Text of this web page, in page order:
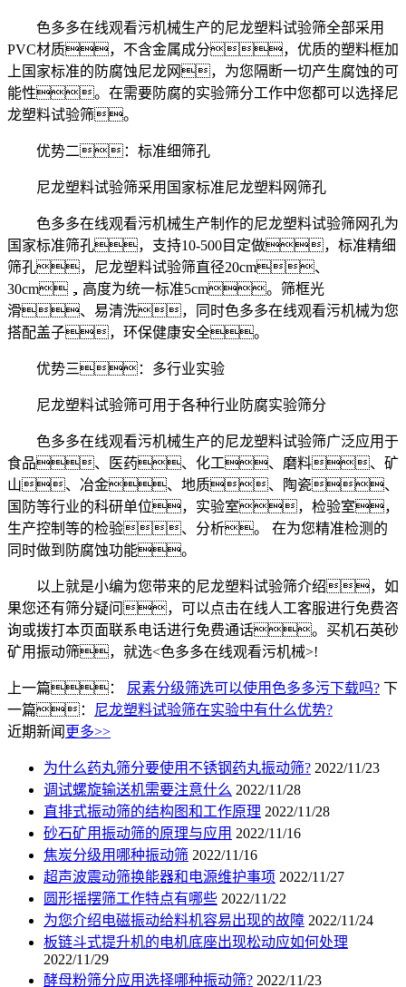
色多多在线观看污机械生产的尼龙塑料试验筛全部采用
PVC材质，不含金属成分，优质的塑料框加
上国家标准的防腐蚀尼龙网，为您隔断一切产生腐蚀的可
能性。在需要防腐的实验筛分工作中您都可以选择尼
龙塑料试验筛。
优势二：标准细筛孔
尼龙塑料试验筛采用国家标准尼龙塑料网筛孔
色多多在线观看污机械生产制作的尼龙塑料试验筛网孔为
国家标准筛孔，支持10-500目定做，标准精细
筛孔，尼龙塑料试验筛直径20cm、
30cm，高度为统一标准5cm。筛框光
滑、易清洗，同时色多多在线观看污机械为您
搭配盖子，环保健康安全。
优势三：多行业实验
尼龙塑料试验筛可用于各种行业防腐实验筛分
色多多在线观看污机械生产的尼龙塑料试验筛广泛应用于
食品、医药、化工、磨料、矿
山、冶金、地质、陶瓷、
国防等行业的科研单位，实验室，检验室，
生产控制等的检验、分析。 在为您精准检测的
同时做到防腐蚀功能。
以上就是小编为您带来的尼龙塑料试验筛介绍，如
果您还有筛分疑问，可以点击在线人工客服进行免费咨
询或拨打本页面联系电话进行免费通话。买机石英砂
矿用振动筛，就选<色多多在线观看污机械>!
上一篇： 尿素分级筛选可以使用色多多污下载吗? 下
一篇：
尼龙塑料试验筛在实验中有什么优势?
近期新闻 更多>>
为什么药丸筛分要使用不锈钢药丸振动筛? 2022/11/23
调试螺旋输送机需要注意什么 2022/11/28
直排式振动筛的结构图和工作原理 2022/11/28
砂石矿用振动筛的原理与应用 2022/11/16
焦炭分级用哪种振动筛 2022/11/16
超声波震动筛换能器和电源维护事项 2022/11/27
圆形摇摆筛工作特点有哪些 2022/11/22
为您介绍电磁振动给料机容易出现的故障 2022/11/24
板链斗式提升机的电机底座出现松动应如何处理
2022/11/29
酵母粉筛分应用选择哪种振动筛? 2022/11/23